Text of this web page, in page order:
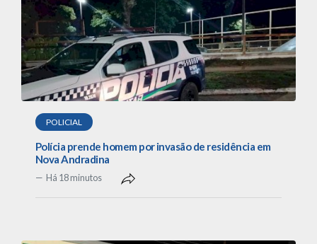
POLICIAL
Polícia prende homem por invasão de residência em
Nova Andradina
Há 18 minutos